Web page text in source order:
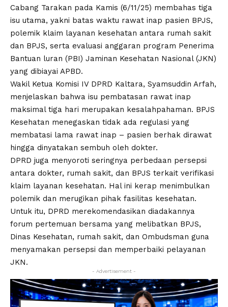
Cabang Tarakan pada Kamis (6/11/25) membahas tiga
isu utama, yakni batas waktu rawat inap pasien BPJS,
polemik klaim layanan kesehatan antara rumah sakit
dan BPJS, serta evaluasi anggaran program Penerima
Bantuan luran (PBI) Jaminan Kesehatan Nasional (JKN)
yang dibiayai APBD.
Wakil Ketua Komisi IV DPRD Kaltara, Syamsuddin Arfah,
menjelaskan bahwa isu pembatasan rawat inap
maksimal tiga hari merupakan kesalahpahaman. BPJS
Kesehatan menegaskan tidak ada regulasi yang
membatasi lama rawat inap – pasien berhak dirawat
hingga dinyatakan sembuh oleh dokter.
DPRD juga menyoroti seringnya perbedaan persepsi
antara dokter, rumah sakit, dan BPJS terkait verifikasi
klaim layanan kesehatan. Hal ini kerap menimbulkan
polemik dan merugikan pihak fasilitas kesehatan.
Untuk itu, DPRD merekomendasikan diadakannya
forum pertemuan bersama yang melibatkan BPJS,
Dinas Kesehatan, rumah sakit, dan Ombudsman guna
menyamakan persepsi dan memperbaiki pelayanan
JKN.
- Advertisement -